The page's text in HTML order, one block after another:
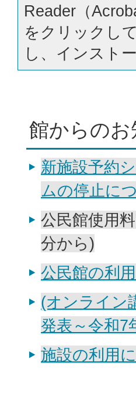
Reader（
をクリックし
し、インスト
館からのお
新施設予約
ムの停止に
公民館使用
分から)
公民館の利
(オンライン
発表～令和7
施設の利用